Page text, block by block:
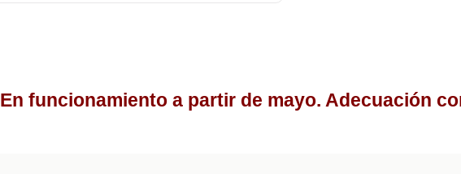
En funcionamiento a partir de mayo. Adecuación